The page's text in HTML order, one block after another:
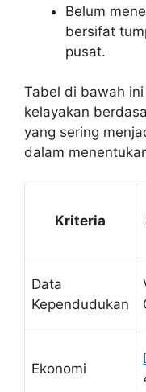
Belum
bersifat
pusat.
Tabel di bawah
kelayakan
yang sering
dalam
Kriteria
Data
Kependudukan
Ekonomi